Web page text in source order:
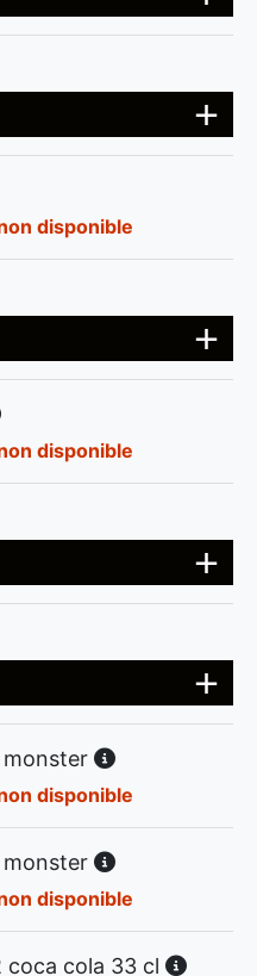
disponible
disponible
disponible
monster
disponible
coca cola 33 cl